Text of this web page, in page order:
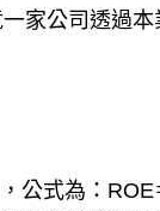
家公司透過
公式為：